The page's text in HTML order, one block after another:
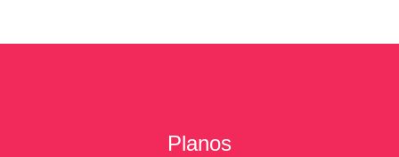
Planos